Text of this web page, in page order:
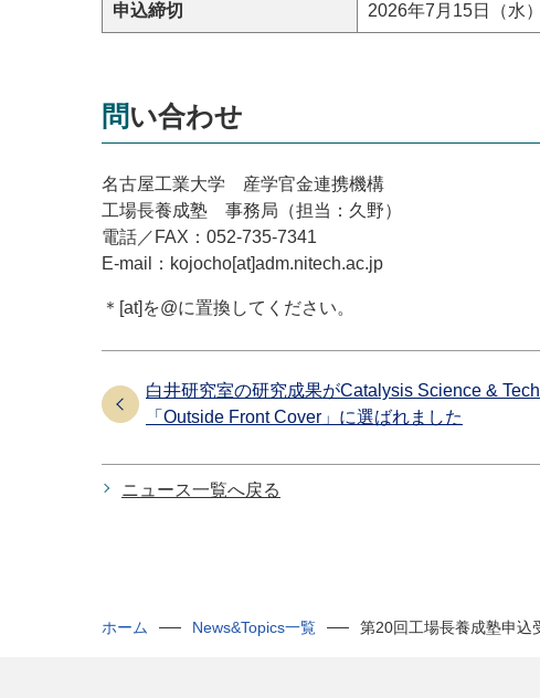
申込締切 2026年7 月15日（水）
問い合わせ
名古屋工業大学 産学官金連携機構
工場長養成塾 事務局（担当：久野）
電話／FAX：052-735-7341
E-mail：kojocho[at]adm.nitech.ac.jp
＊[at]を@に置換してください。
白井研究室の研究成果がCatalysis Science &
「Outside Front Cover」に選ばれました
ニュース一覧へ戻る
ホーム News&Topics一覧 第20回工場長養成塾申込